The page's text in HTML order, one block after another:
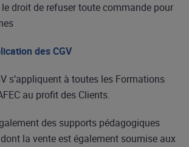
le droit de refuser toute commande pour
des CGV
s’appliquent à toutes les Formations
au profit des Clients.
des supports pédagogiques
la vente est également soumise aux